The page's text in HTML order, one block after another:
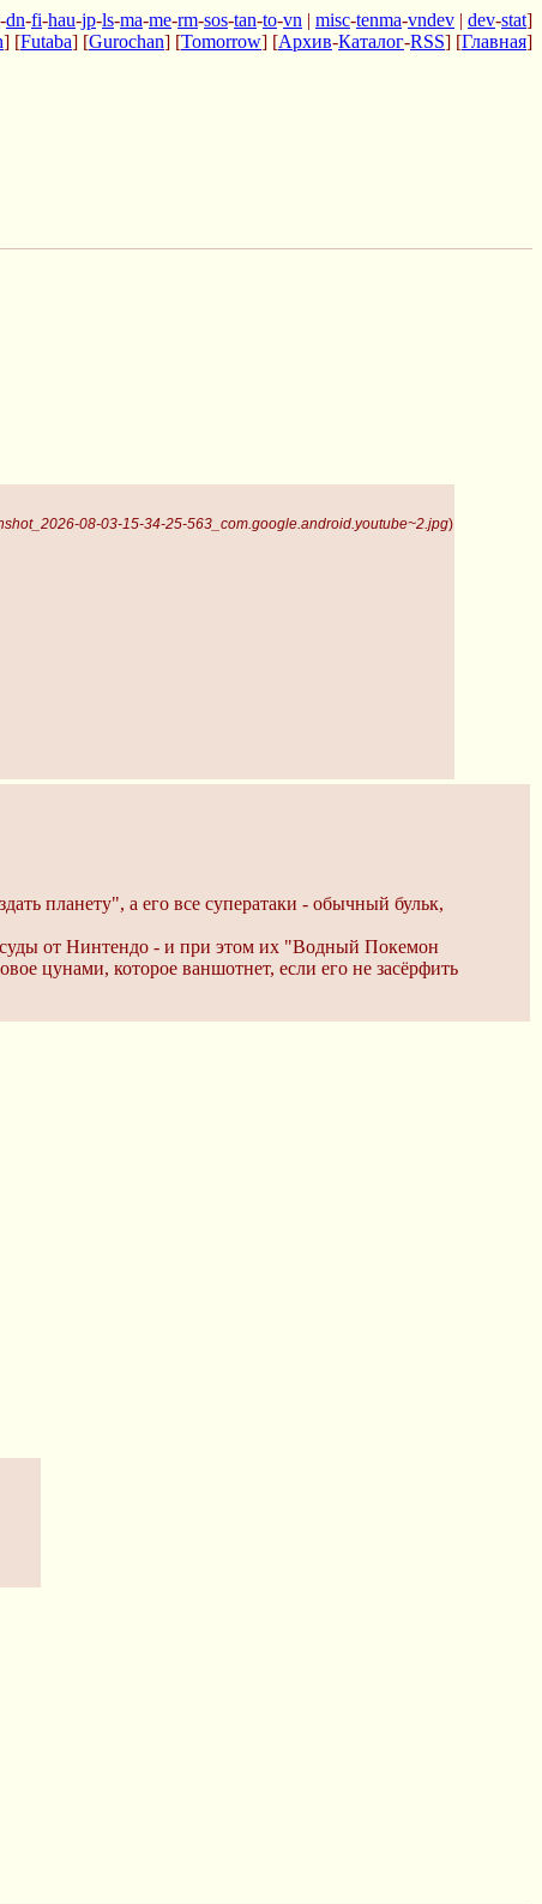
-dn-fi-hau-jp-ls-ma-me-rm-sos-tan-to-vn | misc-tenma-vndev | dev-stat]
] [Futaba] [Gurochan] [Tomorrow] [Архив-Каталог-RSS] [Главная]
08-03-15-34-25-563_com.google.android.youtube~2.jpg)
планету", а его все суператаки - обычный бульк,
суды от Нинтендо - и при этом их "Водный Покемон
цунами, которое ваншотнет, если его не засёрфить